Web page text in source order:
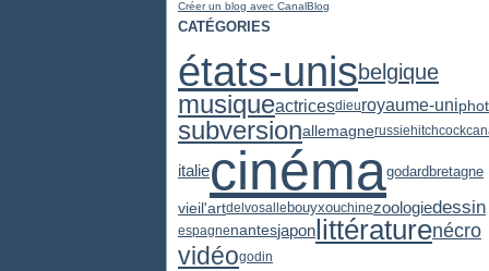
Créer un blog avec CanalBlog
CATÉGORIES
états-unisbelgique
musiqueactricesdieuroyaume-uni
subversionallemagnerussie hitchcock
italiecinémagodardbretagne
vieil'artdelvosalle bouyxouchinezoologiedessin
espagnenantesjapon littératurenécro
vidéogodin